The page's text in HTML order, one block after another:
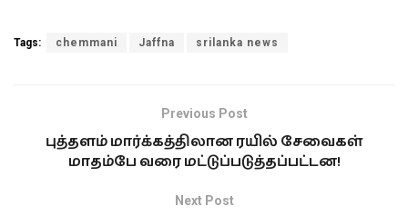
Tags: chemmani Jaffna srilanka news
Previous Post
புத்தளம் மார்க்கத்திலான ரயில் சேவைகள்
மாதம்பே வரை மட்டுப்படுத்தப்பட்டன!
Next Post